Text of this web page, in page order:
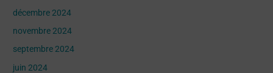
décembre 2024
novembre 2024
septembre 2024
juin 2024